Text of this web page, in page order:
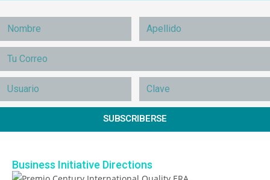
SUBSCRIBERSE
Business Initiative Directions